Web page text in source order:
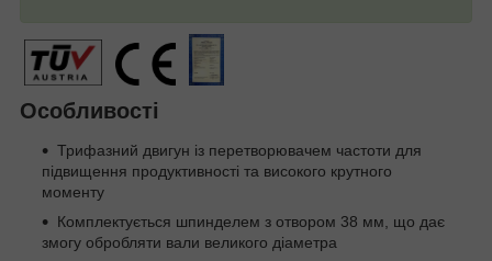
Особливості
Трифазний двигун із перетворювачем частоти для
підвищення продуктивності та високого крутного
моменту
Комплектується шпинделем з отвором 38 мм, що дає
змогу обробляти вали великого діаметра